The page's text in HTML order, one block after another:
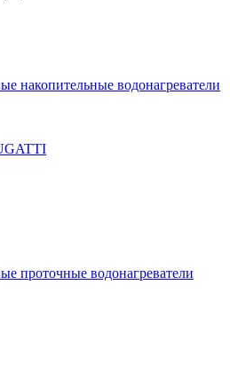
накопительные водонагреватели
проточные водонагреватели